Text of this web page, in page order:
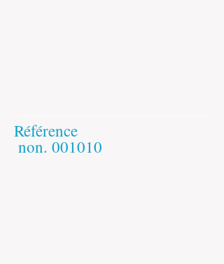
Référence
non. 001010